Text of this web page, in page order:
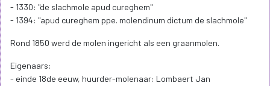
- 1330: "de slachmole apud cureghem"
- 1394: "apud cureghem ppe. molendinum dictum de slachmole"
Rond 1850 werd de molen ingericht als een graanmolen.
Eigenaars:
- einde 18de eeuw, huurder-molenaar: Lombaert Jan